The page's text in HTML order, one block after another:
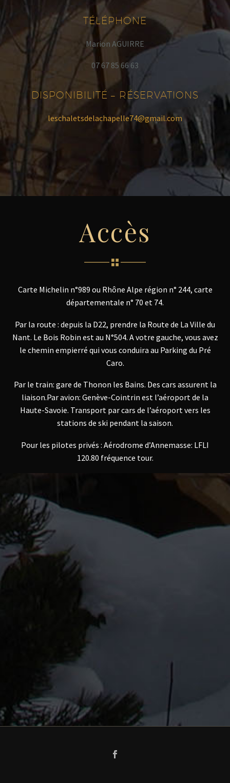
TÉLÉPHONE
Marion AGUIRRE
07 67 85 66 63
DISPONIBILITÉ – RÉSERVATIONS
leschaletsdelachapelle74@gmail.com
Accès
Carte Michelin n°989 ou Rhône Alpe région n° 244, carte
départementale n° 70 et 74.
Par la route : depuis la D22, prendre la Route de La Ville du
Nant. Le Bois Robin est au N°504. A votre gauche, vous avez
le chemin empierré qui vous conduira au Parking du Pré
Caro.
Par le train: gare de Thonon les Bains. Des cars assurent la
liaison.Par avion: Genève-Cointrin est l’aéroport de la
Haute-Savoie. Transport par cars de l’aéroport vers les
stations de ski pendant la saison.
Pour les pilotes privés : Aérodrome d’Annemasse: LFLI
120.80 fréquence tour.